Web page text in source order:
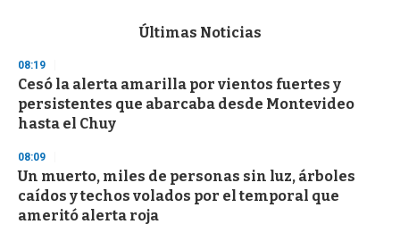
d
s
o
f
3
s
e
c
o
n
Últimas Noticias
08:19
Cesó la alerta amarilla por vientos fuertes y
persistentes que abarcaba desde Montevideo
hasta el Chuy
08:09
Un muerto, miles de personas sin luz, árboles
caídos y techos volados por el temporal que
ameritó alerta roja